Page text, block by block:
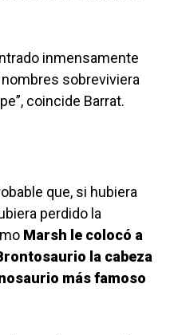
inmensamente
sobreviviera
coincide Barrat.
que, si hubiera
perdido la
Marsh le colocó a
la cabeza
más famoso